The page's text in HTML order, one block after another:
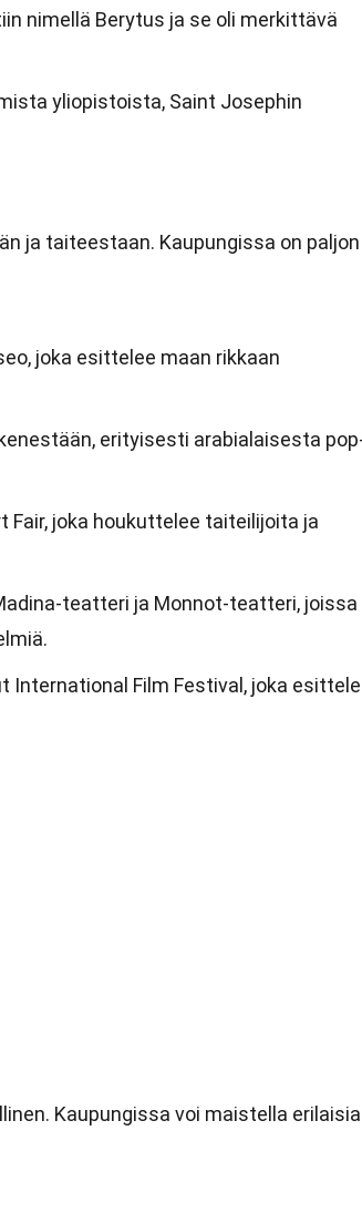
nimellä Berytus ja se oli merkittävä
yliopistoista, Saint Josephin
ja taiteestaan. Kaupungissa on paljon
joka esittelee maan rikkaan
erityisesti arabialaisesta
joka houkuttelee taiteilijoita ja
teatteri ja Monnot-teatteri, joissa
International Film Festival, joka
Kaupungissa voi maistella erilaisia